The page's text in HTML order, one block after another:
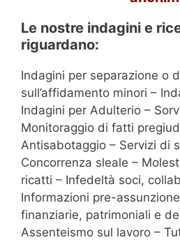
Le nostre indagini e
riguardano:
Indagini per separazione o
sull’affidamento minori –
Indagini per Adulterio –
Monitoraggio di fatti
Antisabotaggio – Servizi di
Concorrenza sleale –
ricatti – Infedeltà soci,
Informazioni pre-
finanziarie, patrimoniali e
Assenteismo sul lavoro –